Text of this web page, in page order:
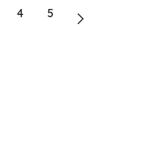
4 5